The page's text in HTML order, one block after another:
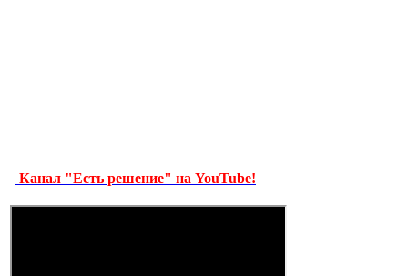
Канал "Есть решение" на YouTube!